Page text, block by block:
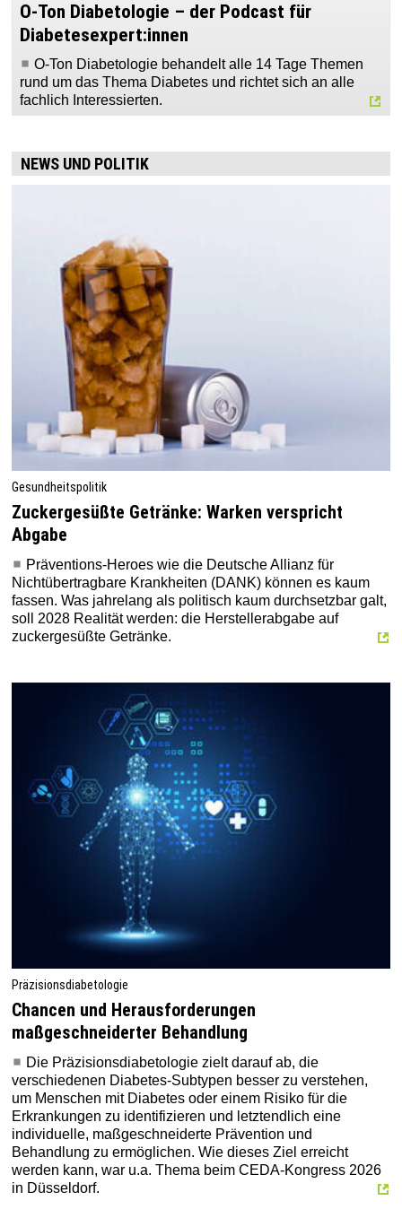
O-Ton Diabetologie – der Podcast für
Diabetesexpert:innen
O-Ton Diabetologie behandelt alle 14 Tage Themen
rund um das Thema Diabetes und richtet sich an alle
fachlich Interessierten.
NEWS UND POLITIK
Gesundheitspolitik
Zuckergesüßte Getränke: Warken verspricht
Abgabe
Präventions-Heroes wie die Deutsche Allianz für
Nichtübertragbare Krankheiten (DANK) können es kaum
fassen. Was jahrelang als politisch kaum durchsetzbar galt,
soll 2028 Realität werden: die Herstellerabgabe auf
zuckergesüßte Getränke.
Präzisionsdiabetologie
Chancen und Herausforderungen
maßgeschneiderter Behandlung
Die Präzisionsdiabetologie zielt darauf ab, die
verschiedenen Diabetes-Subtypen besser zu verstehen,
um Menschen mit Diabetes oder einem Risiko für die
Erkrankungen zu identifizieren und letztendlich eine
individuelle, maßgeschneiderte Prävention und
Behandlung zu ermöglichen. Wie dieses Ziel erreicht
werden kann, war u.a. Thema beim CEDA-Kongress 2026
in Düsseldorf.